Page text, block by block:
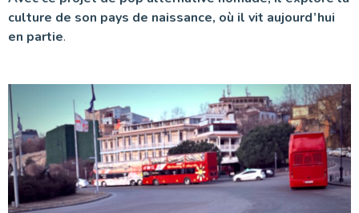
culture de son pays de naissance, où il vit aujourd’hui
en partie.